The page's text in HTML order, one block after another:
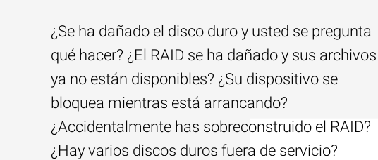
¿Se ha dañado el disco duro y usted se pregunta
qué hacer? ¿El RAID se ha dañado y sus archivos
ya no están disponibles? ¿Su dispositivo se
bloquea mientras está arrancando?
¿Accidentalmente has sobreconstruido el RAID?
¿Hay varios discos duros fuera de servicio?